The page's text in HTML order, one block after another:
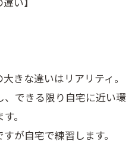
きな違いはリアリティ。
できる限り自宅に近い環
。
が自宅で練習します。